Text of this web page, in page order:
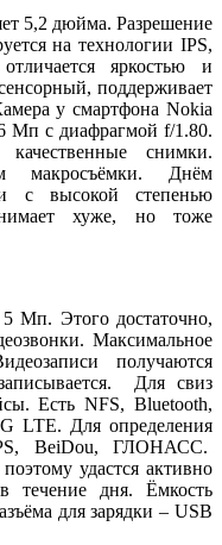
5,2 дюйма. Разрешение
на технологии IPS,
яркостью и
поддерживает
у смартфона Nokia
Мп с диафрагмой f/1.80.
снимки.
макросъёмки. Днём
с высокой степенью
хуже, но тоже
Мп. Этого достаточно,
Максимальное
получаются
Для свиз
Есть NFS, Bluetooth,
LTE. Для определения
BeiDou, ГЛОНАСС.
удастся активно
течение дня. Ёмкость
для зарядки – USB